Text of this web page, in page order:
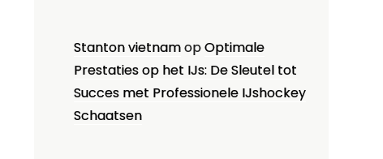
Stanton vietnamopOptimale
Prestaties op het IJs: De Sleutel tot
Succes met Professionele IJshockey
Schaatsen